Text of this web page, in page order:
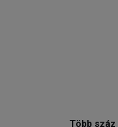
Több száz